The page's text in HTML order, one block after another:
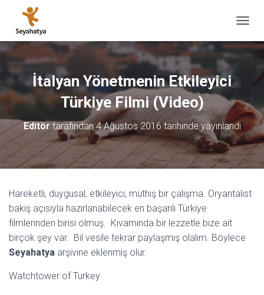
E
Ç
/
K
A
A
İtalyan Yönetmenin Etkileyici
Türkiye Filmi (Video)
Editörtarafından 4 Ağustos 2016tarihinde yayınlandı
Hareketli, duygusal, etkileyici, müthiş bir çalışma. Oryantalist
bakış açısıyla hazırlanabilecek en başarılı Türkiye
filmlerinden birisi olmuş. Kıvamında bir lezzetle bize ait
birçok şey var. Bil vesile tekrar paylaşmış olalım. Böylece
Seyahatya arşivine eklenmiş olur.
Watchtower of Turkey